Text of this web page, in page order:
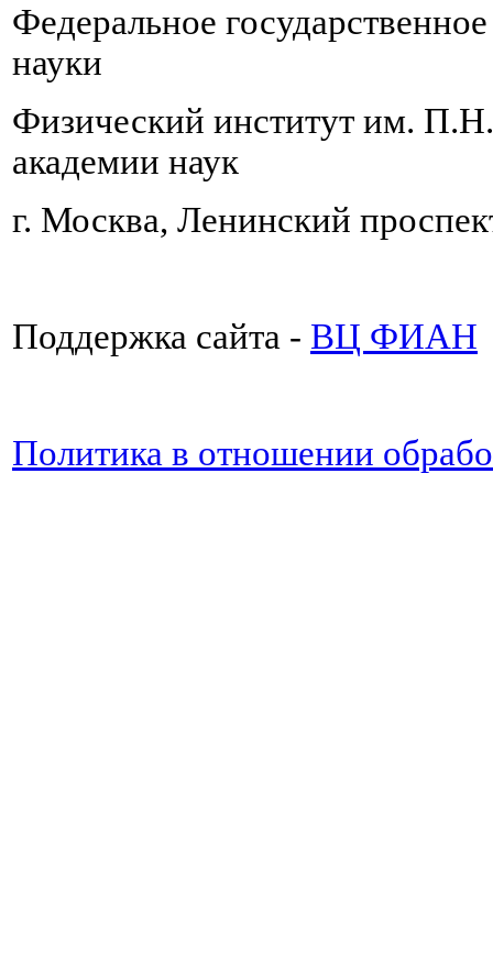
Федеральное
науки
Физический институт им.
академии наук
г. Москва, Ленинский
Поддержка сайта - ВЦ ФИАН
Политика в отношении